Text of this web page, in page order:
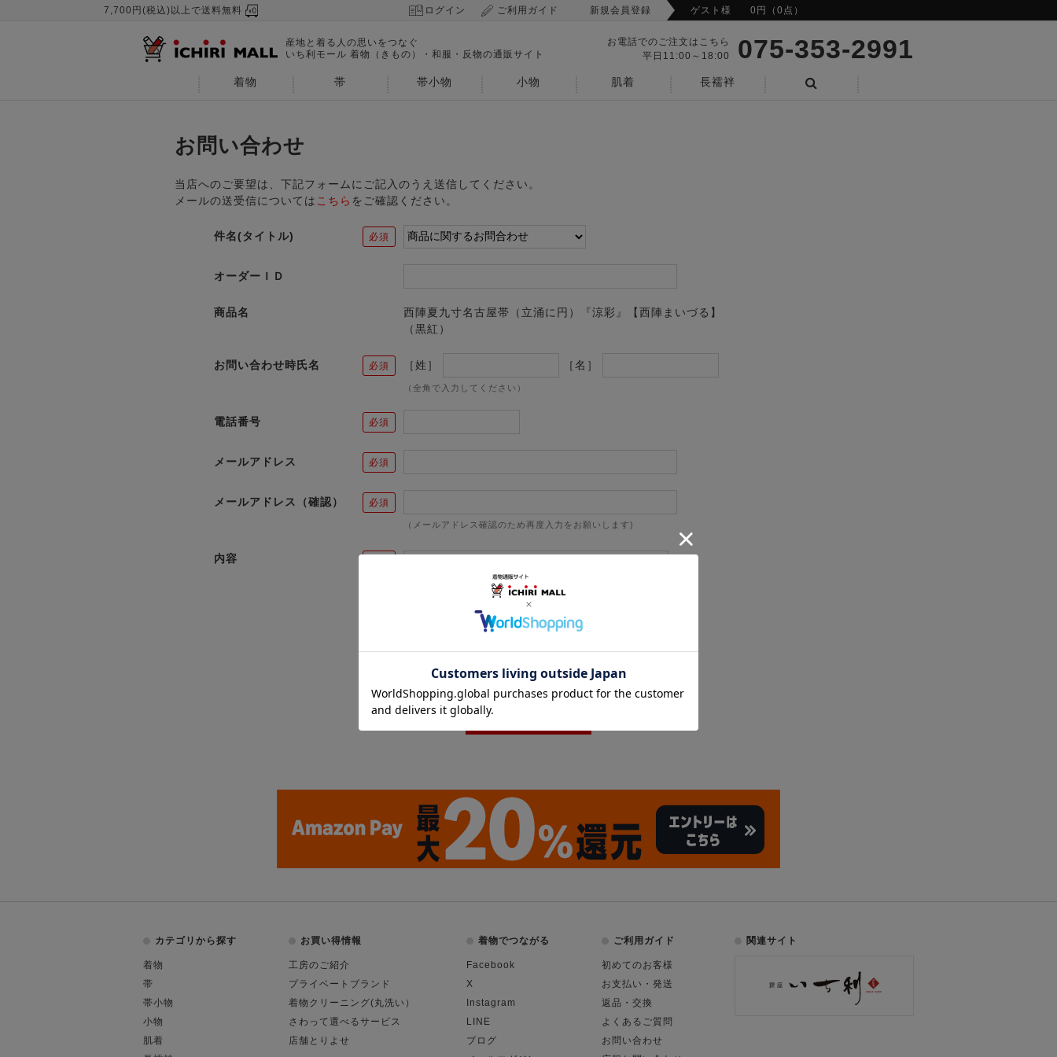
7,700円(税込)以上で送料無料 ログイン ご利用ガイド 新規会員登録 ゲスト様 0円（0点）
産地と着る人の思いをつなぐ
いち利モール 着物（きもの）・和服・反物の通販サイト
お電話でのご注文はこちら
平日11:00～18:00
075-353-2991
着物 帯 帯小物 小物 肌着
長襦袢
お問い合わせ
当店へのご要望は、下記フォームにご記入のうえ送信してください。
メールの送受信については こちら をご確認ください。
件名(タイトル)
オーダーＩＤ
商品名
西陣夏九寸名古屋帯（立涌に円）『涼彩』【西陣まいづる】
（黒紅）
お問い合わせ時氏名 ［姓］ ［名］
（全角で入力してください）
電話番号
メールアドレス
メールアドレス（確認）
（メールアドレス確認のため再度入力をお願いします)
内容
カテゴリから探す
着物
帯
帯小物
小物
肌着
お買い得情報
工房のご紹介
プライベートブランド
着物クリーニング(丸洗い）
さわって選べるサービス
店舗とりよせ
着物でつながる
Facebook
X
Instagram
LINE
ブログ
ご利用ガイド
初めてのお客様
お支払い・発送
返品・交換
よくあるご質問
お問い合わせ
関連サイト